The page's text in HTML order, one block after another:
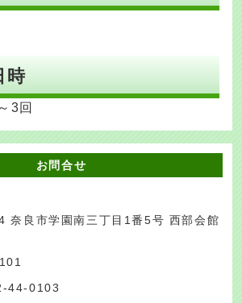
時
3回
お問合せ
奈良市学園南三丁目1番5号 西部会館
44-0103